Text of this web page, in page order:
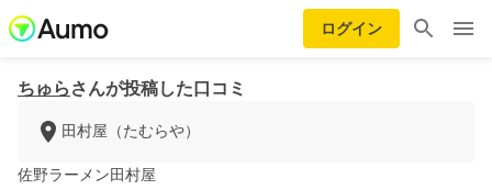
ログイン
ちゅら さんが投稿した口コミ
田村屋（たむらや）
佐野ラーメン田村屋